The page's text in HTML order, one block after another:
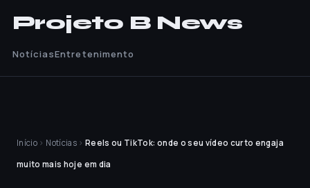
Projeto B News
NotíciasEntretenimento
Início › Notícias › Reels ou TikTok: onde o seu vídeo curto engaja
muito mais hoje em dia